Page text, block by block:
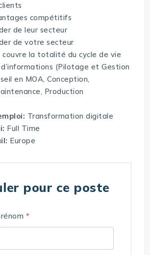
compétitifs
de leur secteur
de votre secteur
la totalité du cycle de vie
(Pilotage et Gestion
en MOA, Conception,
Production
Transformation digitale
Full Time
Europe
pour ce poste
*